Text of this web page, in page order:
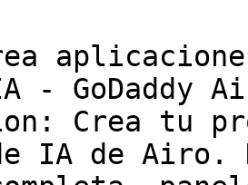
- GoDaddy
Crea tu
IA de Airo.